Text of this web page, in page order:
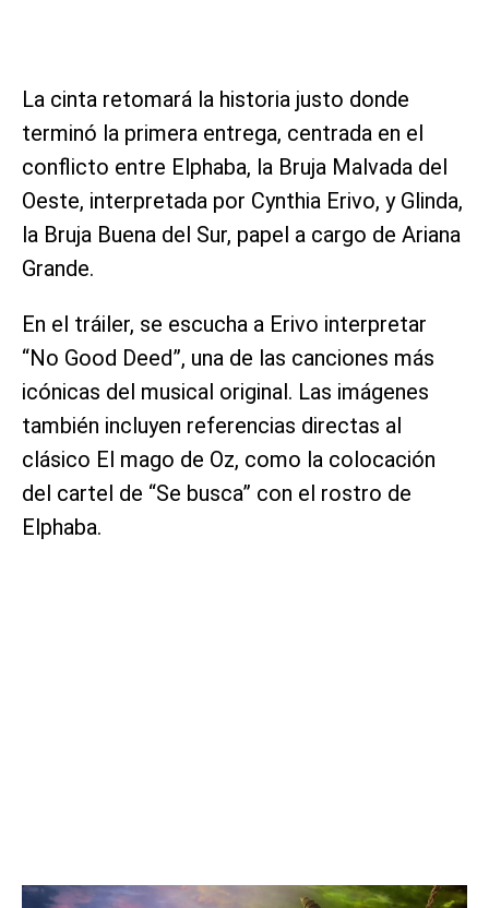
La cinta retomará la historia justo donde
terminó la primera entrega, centrada en el
conflicto entre Elphaba, la Bruja Malvada del
Oeste, interpretada por Cynthia Erivo, y Glinda,
la Bruja Buena del Sur, papel a cargo de Ariana
Grande.
En el tráiler, se escucha a Erivo interpretar
“No Good Deed”, una de las canciones más
icónicas del musical original. Las imágenes
también incluyen referencias directas al
clásico El mago de Oz, como la colocación
del cartel de “Se busca” con el rostro de
Elphaba.